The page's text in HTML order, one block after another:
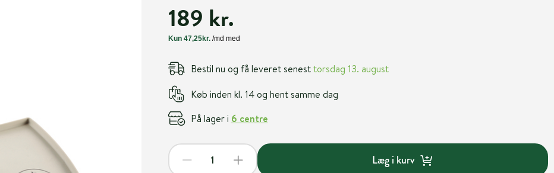
189 kr.
Bestil nu og få leveret senesttorsdag 13. august
Køb inden kl. 14 og hent samme dag
På lager i 6 centre
Læg i kurv